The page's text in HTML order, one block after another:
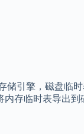
引擎，磁盘临
存临时表导出到